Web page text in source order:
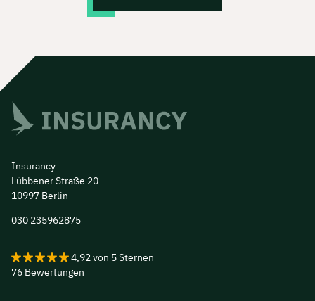
Insurancy
Lübbener Straße 20
10997 Berlin
030 235962875
4,92 von 5Sternen
76 Bewertungen